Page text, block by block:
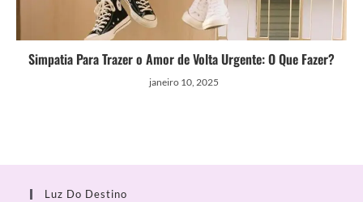
Simpatia Para Trazer o Amor de Volta Urgente: O Que Fazer?
janeiro 10, 2025
Luz Do Destino